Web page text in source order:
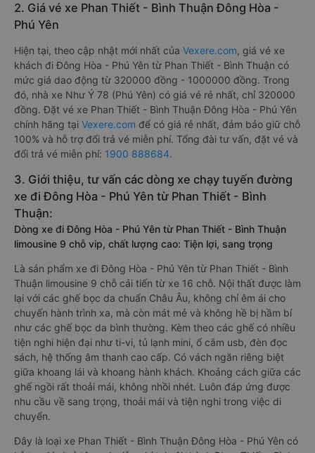
2. Giá vé xe Phan Thiết - Bình Thuận Đông Hòa -
Phú Yên
Hiện tại, theo cập nhật mới nhất của Vexere.com, giá vé xe
khách đi Đông Hòa - Phú Yên từ Phan Thiết - Bình Thuận có
mức giá dao động từ 320000 đồng - 1000000 đồng. Trong
đó, nhà xe Như Ý 78 (Phú Yên) có giá vé rẻ nhất, chỉ 320000
đồng. Đặt vé xe Phan Thiết - Bình Thuận Đông Hòa - Phú Yên
chính hãng tại Vexere.com để có giá rẻ nhất, đảm bảo giữ chỗ
100% và hỗ trợ đổi trả vé miễn phí. Tổng đài tư vấn, đặt vé và
đổi trả vé miễn phí: 1900 888684.
3. Giới thiệu, tư vấn các dòng xe chạy tuyến đường
xe đi Đông Hòa - Phú Yên từ Phan Thiết - Bình
Thuận:
Dòng xe đi Đông Hòa - Phú Yên từ Phan Thiết - Bình Thuận
limousine 9 chỗ vip, chất lượng cao: Tiện lợi, sang trọng
Là sản phẩm xe đi Đông Hòa - Phú Yên từ Phan Thiết - Bình
Thuận limousine 9 chỗ cải tiến từ xe 16 chỗ. Nội thất được làm
lại với các ghế bọc da chuẩn Châu Âu, không chỉ êm ái cho
chuyến hành trình xa, mà còn mát mẻ và không hề bị hầm bí
như các ghế bọc da bình thường. Kèm theo các ghế có nhiều
tiện nghi hiện đại như ti-vi, tủ lạnh mini, ổ cắm usb, đèn đọc
sách, hệ thống âm thanh cao cấp. Có vách ngăn riêng biệt
giữa khoang lái và khoang hành khách. Khoảng cách giữa các
ghế ngồi rất thoải mái, không nhồi nhét. Luôn đáp ứng được
nhu cầu về sang trọng, thoải mái và tiện nghi trong việc di
chuyển.
Đây là loại xe Phan Thiết - Bình Thuận Đông Hòa - Phú Yên có